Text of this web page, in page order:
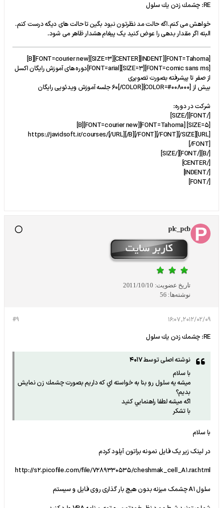
RE: چشمك زدن يك سلول
خواهش می کنم.اگه حالت مد نظرتون نبود بگین تا حالت های دیگه درست کنم.
البته اگر مقدار بدهی را عوض کنید یک پیغام هشدار ظاهر می شود.
[FONT=Tahoma][INDENT][CENTER][SIZE=3][FONT=courier new][B]
[FONT=comic sans ms][SIZE=3][FONT=arial]دوره های آموزش رایگان اکسل
از صفر تا پیشرفته بصورت تصویری
بیش از [COLOR=#008000]60[/COLOR] جلسه آموزش ویدئویی رایگان
شرکت در دوره:
[/FONT][/SIZE]
[SIZE=5] [FONT=Tahoma][FONT=courier new][B]
[URL]https://javidsoft.ir/courses/[/URL][/B][/FONT][/FONT][/SIZE]
[/FONT]
[/B][/FONT][/SIZE]
[/CENTER]
[/INDENT]
[/FONT]
plc_pcb
تاریخ عضویت: 2011/10/10
نوشته‌ها: 56
#9 2012/02/09, 16:07
RE: چشمك زدن يك سلول
نوشته اصلی توسط4017
با سلام
ميشه يه سلول رو بنا به خواسته اي كه داريم بصورت چشمك زن نمايش
بديم؟
اگه ميشه لطفا راهنمايي كنيد
با تشكر
با سلام
در لینک زیر یک فایل نمونه براتون آپلود کردم
http://s2.picofile.com/file/7289330535/cheshmak_cell_A1.rar.html
سلول A1 چشمک میزنه بدون هیچ بار گذاری روی فایل و سیستم